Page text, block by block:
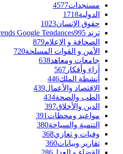
مستجدات4577
الدولية1718
حقوق الإنسان1023
ترند Trends Google Tendances 995
الصحافة و الإعلام879
الأمن و القوات المسلحة720
جامعات ومعاهد638
آراء وأفكار 567
أنشطة الملك446
الاقتصاد والأعمال439
الطب والصحة434
الدين والأخلاق397
مواعيد ومحطات 391
التنمية والسياحة380
وفيات و تعازي368
تقارير وبيانات360
القضاء و العدل286